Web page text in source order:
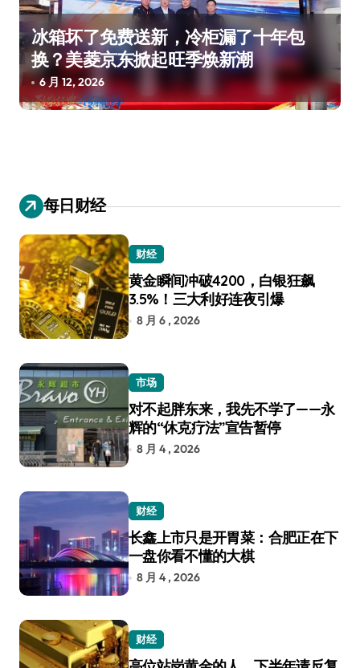
冰箱坏了免费送新，冷柜漏了十年包
换？美菱京东掀起旺季焕新潮
6 月 12, 2026
每日财经
财经
黄金瞬间冲破4200，白银狂飙
3.5%！三大利好连夜引爆
8 月 6 , 2026
市场
对不起胖东来，我先不学了——永
辉的“休克疗法”宣告暂停
8 月 4 , 2026
财经
长鑫上市只是开胃菜：合肥正在下
一盘你看不懂的大棋
8 月 4 , 2026
财经